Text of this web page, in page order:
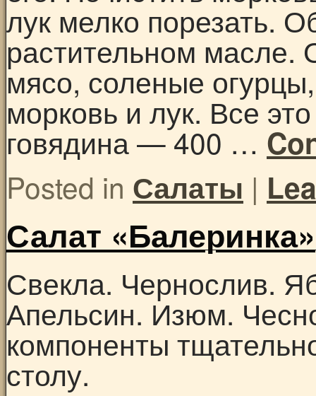
лук мелко порезать.
растительном масле.
мясо, соленые
морковь и лук. Все
говядина — 400 …
Posted in Салаты |
Салат «Балеринка»
Свекла. Чернослив.
Апельсин. Изюм.
компоненты
столу.